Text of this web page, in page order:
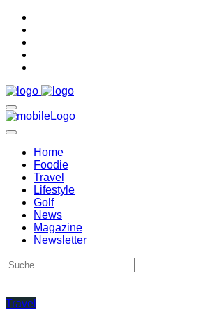
Home
Foodie
Travel
Lifestyle
Golf
News
Magazine
Newsletter
Travel